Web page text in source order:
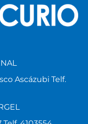
Ascázubi Telf.